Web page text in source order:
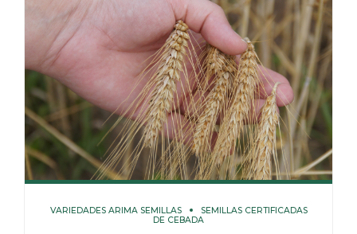
VARIEDADES ARIMA SEMILLAS
SEMILLAS CERTIFICADAS
DE CEBADA